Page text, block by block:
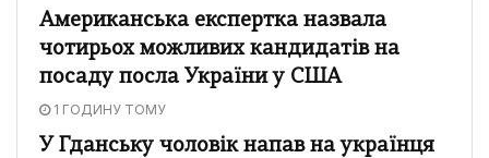
Американська експертка назвала
чотирьох можливих кандидатів на
посаду посла України у США
1 ГОДИНУ ТОМУ
У Гданську чоловік напав на українця